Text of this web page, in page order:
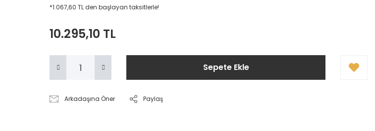
*1.067,60 TL den başlayan taksitlerle!
10.295,10 TL
Sepete Ekle
Arkadaşına Öner Paylaş